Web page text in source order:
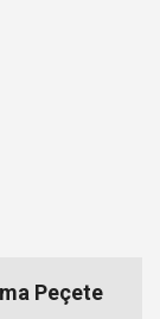
Peçete